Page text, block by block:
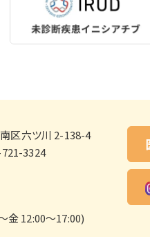
区六ツ川 2-138-4
3324
金 12:00～17:00)